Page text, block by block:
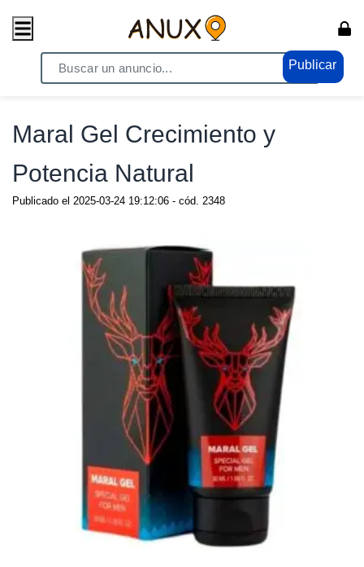
Publicar
/ Moda - Belleza / Salud y Belleza
Maral Gel Crecimiento y
Potencia Natural
Publicado el 2025-03-24 19:12:06 - cód. 2348